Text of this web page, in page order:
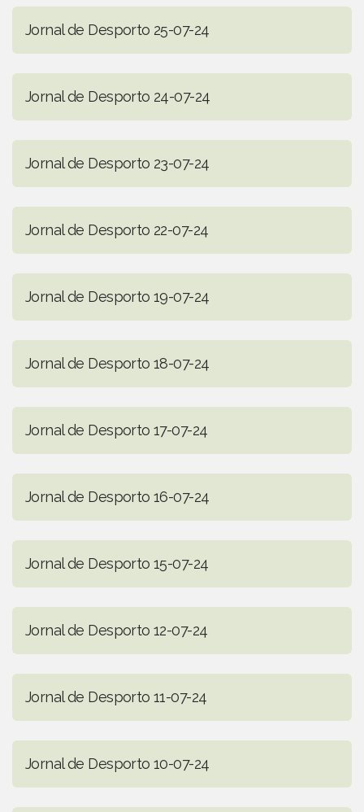
Jornal de Desporto 25-07-24
Jornal de Desporto 24-07-24
Jornal de Desporto 23-07-24
Jornal de Desporto 22-07-24
Jornal de Desporto 19-07-24
Jornal de Desporto 18-07-24
Jornal de Desporto 17-07-24
Jornal de Desporto 16-07-24
Jornal de Desporto 15-07-24
Jornal de Desporto 12-07-24
Jornal de Desporto 11-07-24
Jornal de Desporto 10-07-24